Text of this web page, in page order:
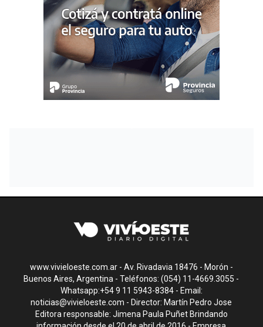
www.vivieloeste.com.ar - Av. Rivadavia 18476 - Morón -
Buenos Aires, Argentina - Teléfonos: (054) 11-4669.3055 -
Whatsapp:+54 9 11 5943-8384 - Email:
noticias@vivieloeste.com - Director: Martín Pedro Jose
Editora responsable: Jimena Paula Puñet Brindando